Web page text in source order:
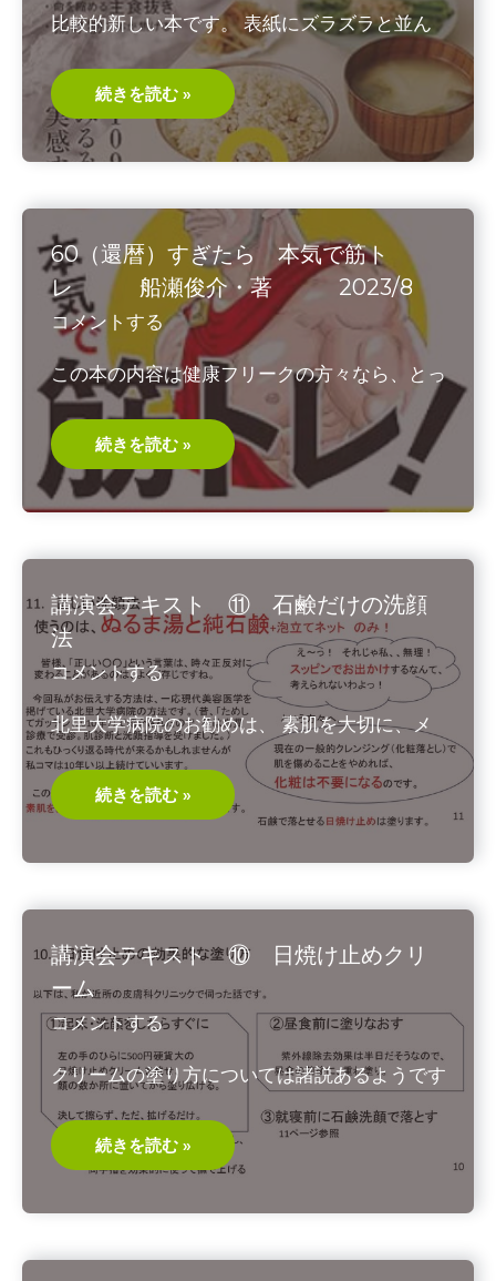
比較的新しい本です。 表紙にズラズラと並ん
老
化
を
止
め
田
文・
著
2023/5
続きを読む »
60（還暦）すぎたら 本気で筋ト
レ 船瀬俊介・著 2023/8
コメントする
この本の内容は健康フリークの方々なら、とっ
60（還
暦）
す
ぎ
た
気
筋
ト
レ
瀬
俊
介・
著
2023/8
続きを読む »
講演会テキスト ⑪ 石鹸だけの洗顔
法
コメントする
北里大学病院のお勧めは、 素肌を大切に、メ
講
演
会
キ
⑪
鹸
だ
の
洗
顔
続きを読む »
講演会テキスト ⑩ 日焼け止めクリ
ーム
コメントする
クリームの塗り方については諸説あるようです
講
演
会
キ
⑩
続きを読む »